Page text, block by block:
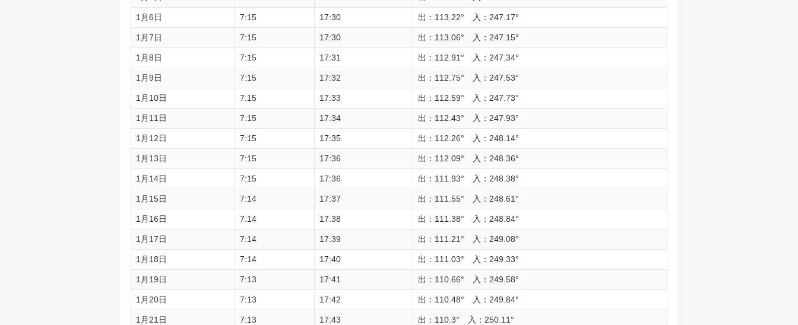
1月6日 7:15 17:30 出：113.22° 入：247.17°
1月7日 7:15 17:30 出：113.06° 入：247.15°
1月8日 7:15 17:31 出：112.91° 入：247.34°
1月9日 7:15 17:32 出：112.75° 入：247.53°
1月10日 7:15 17:33 出：112.59° 入：247.73°
1月11日 7:15 17:34 出：112.43° 入：247.93°
1月12日 7:15 17:35 出：112.26° 入：248.14°
1月13日 7:15 17:36 出：112.09° 入：248.36°
1月14日 7:15 17:36 出：111.93° 入：248.38°
1月15日 7:14 17:37 出：111.55° 入：248.61°
1月16日 7:14 17:38 出：111.38° 入：248.84°
1月17日 7:14 17:39 出：111.21° 入：249.08°
1月18日 7:14 17:40 出：111.03° 入：249.33°
1月19日 7:13 17:41 出：110.66° 入：249.58°
1月20日 7:13 17:42 出：110.48° 入：249.84°
1月21日 7:13 17:43 出：110.3° 入：250.11°